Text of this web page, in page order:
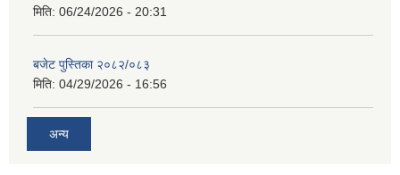
मिति: 06/24/2026 - 20:31
बजेट पुस्तिका २०८२/०८३
मिति: 04/29/2026 - 16:56
अन्य